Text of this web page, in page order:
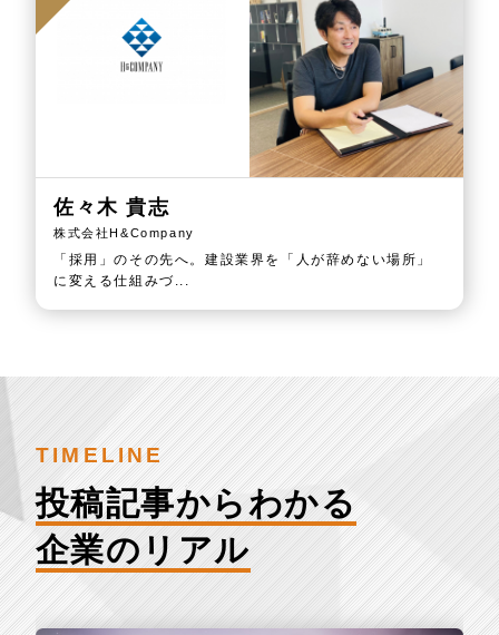
佐々木 貴志
株式会社H&Company
「採用」のその先へ。建設業界を「人が辞めない場所」
に変える仕組みづ...
TIMELINE
投稿記事からわかる
企業のリアル